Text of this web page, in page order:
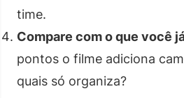
time.
Compare com o que você
pontos o filme adiciona
quais só organiza?